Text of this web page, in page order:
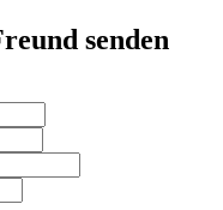
senden